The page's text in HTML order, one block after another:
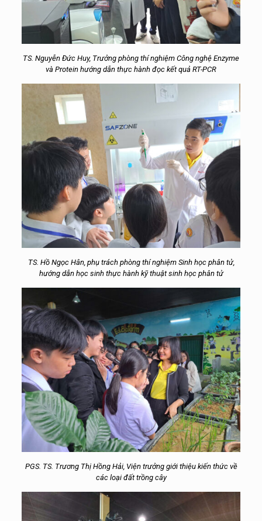
TS. Nguyễn Đức Huy, Trưởng phòng thí nghiệm Công nghệ Enzyme
và Protein hướng dẫn thực hành đọc kết quả RT-PCR
TS. Hồ Ngọc Hân, phụ trách phòng thí nghiệm Sinh học phân tử,
hướng dẫn học sinh thực hành kỹ thuật sinh học phân tử
PGS. TS. Trương Thị Hồng Hải, Viện trưởng giới thiệu kiến thức về
các loại đất trồng cây